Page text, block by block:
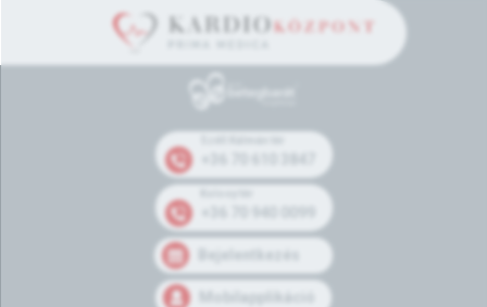
Bejelentkezés
Mobilapplikáció